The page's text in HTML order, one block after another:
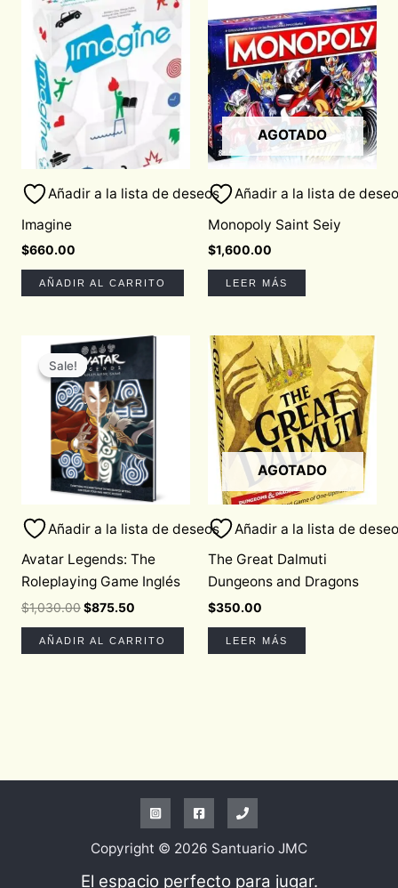
Añadir a la lista de deseos
Imagine
$660.00
AÑADIR AL CARRITO
AGOTADO
Añadir a la lista de
Monopoly Saint Seiy
$1,600.00
LEER MÁS
Sale!
Sale!
Añadir a la lista de deseos
Avatar Legends: The
Roleplaying Game Inglés
$1,030.00
Original
price
was:
$1,030.00.
$875.50
Current
$875.50.
AÑADIR AL CARRITO
AGOTADO
Añadir a la lista de
The Great Dalmuti
Dungeons and Dragons
$350.00
LEER MÁS
Copyright © 2026 Santuario JMC
El espacio perfecto para jugar.